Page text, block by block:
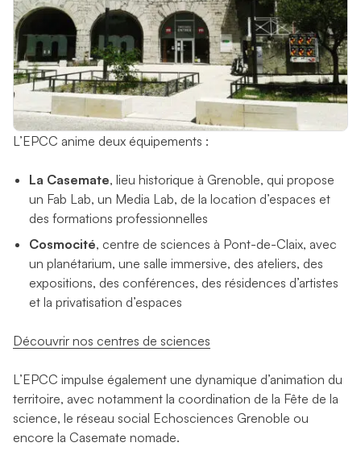
L’EPCC anime deux équipements :
La Casemate, lieu historique à Grenoble, qui propose
un Fab Lab, un Media Lab, de la location d’espaces et
des formations professionnelles
Cosmocité, centre de sciences à Pont-de-Claix, avec
un planétarium, une salle immersive, des ateliers, des
expositions, des conférences, des résidences d’artistes
et la privatisation d’espaces
Découvrir nos centres de sciences
L’EPCC impulse également une dynamique d’animation du
territoire, avec notamment la coordination de la Fête de la
science, le réseau social Echosciences Grenoble ou
encore la Casemate nomade.